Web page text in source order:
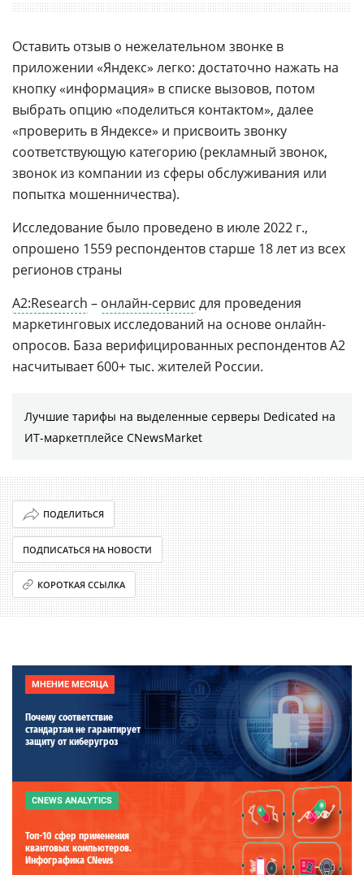
Оставить отзыв о нежелательном звонке в
приложении «Яндекс» легко: достаточно нажать на
кнопку «информация» в списке вызовов, потом
выбрать опцию «поделиться контактом», далее
«проверить в Яндексе» и присвоить звонку
соответствующую категорию (рекламный звонок,
звонок из компании из сферы обслуживания или
попытка мошенничества).
Исследование было проведено в июле 2022 г.,
опрошено 1559 респондентов старше 18 лет из всех
регионов страны
A2:Research – онлайн-сервис для проведения
маркетинговых исследований на основе онлайн-
опросов. База верифицированных респондентов А2
насчитывает 600+ тыс. жителей России.
Лучшие тарифы на выделенные серверы Dedicated на
ИТ-маркетплейсе CNewsMarket
ПОДЕЛИТЬСЯ
ПОДПИСАТЬСЯ НА НОВОСТИ
КОРОТКАЯ ССЫЛКА
МНЕНИЕ МЕСЯЦА
Почему соответствие
стандартам не гарантирует
защиту от киберугроз
CNEWS ANALYTICS
Топ-10 сфер применения
квантовых компьютеров.
Инфографика CNews